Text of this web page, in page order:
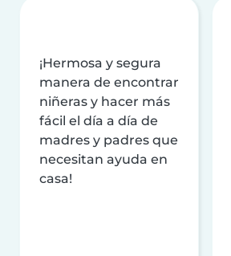
¡Hermosa y segura
manera de encontrar
niñeras y hacer más
fácil el día a día de
madres y padres que
necesitan ayuda en
casa!